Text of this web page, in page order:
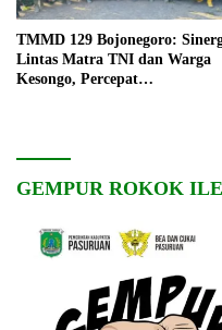
TMMD 129 Bojonegoro:
Lintas Matra TNI dan Warga
Kesongo, Percepat
GEMPUR ROKOK